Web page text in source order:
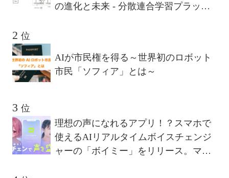
の進化と未来 - 分散連合学習プラット
位
AIが市民権を得る～世界初のロボット
市民「ソフィア」とは～
位
理想の声になれるアプリ！？スマホで
使えるAIリアルタイムボイスチェンジ
ャーの「ボイミー」をリリース。マイ